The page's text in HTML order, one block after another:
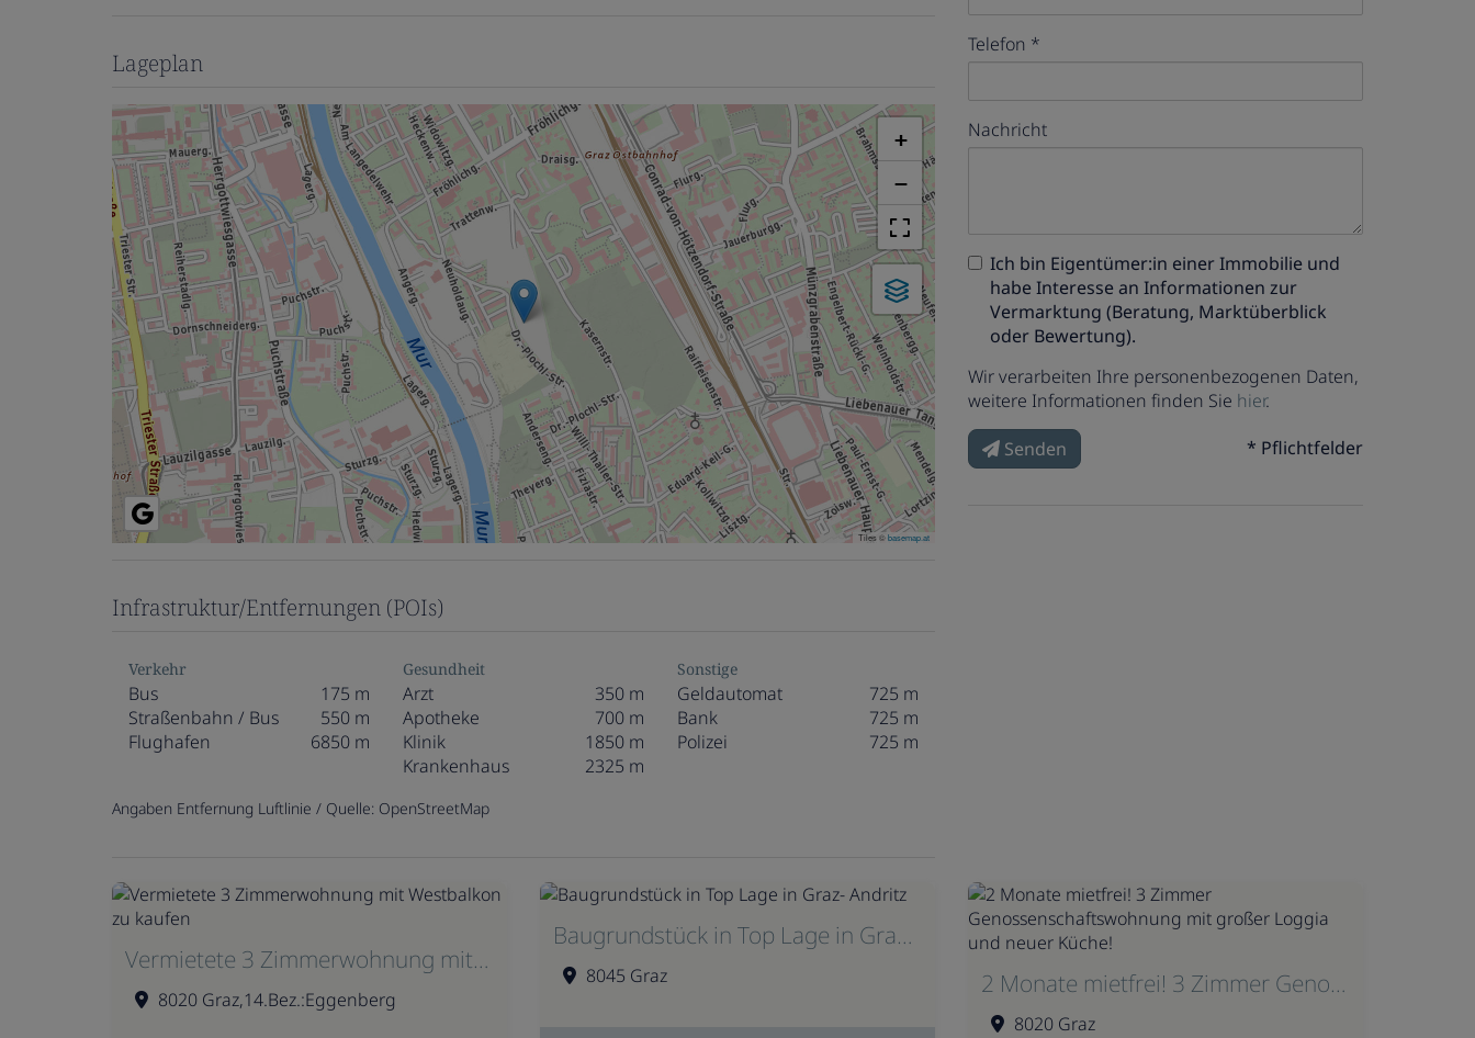
Lageplan
+
−
Tiles ©basemap.at
Infrastruktur/Entfernungen (POIs)
Verkehr
Bus
175 m
Straßenbahn / Bus
550 m
Flughafen
6850 m
Gesundheit
Arzt
350 m
Apotheke
700 m
Klinik
1850 m
Krankenhaus
2325 m
Sonstige
Geldautomat
725 m
Bank
725 m
Polizei
725 m
Angaben Entfernung Luftlinie / Quelle: OpenStreetMap
Telefon
Nachricht
Ich bin Eigentümer:in einer Immobilie und
habe Interesse an Informationen zur
Vermarktung (Beratung, Marktüberblick
oder Bewertung).
Wir verarbeiten Ihre personenbezogenen Daten,
weitere Informationen finden Sie hier.
Senden
* Pflichtfelder
Vermietete 3 Zimmerwohnung mit Westbalkon zu kaufen
8020 Graz,14.Bez.:Eggenberg
Baugrundstück in Top Lage in Graz- Andritz
8045 Graz 2 Monate mietfrei! 3 Zimmer Genossenschaftswohnung mit großer Loggia und neuer Küche!
8020 Graz